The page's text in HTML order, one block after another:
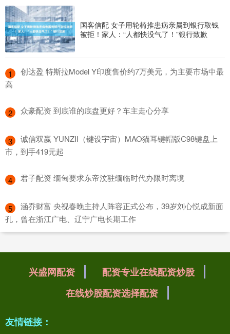
国客信配 女子用轮椅推患病亲属到银行取钱
被拒！家人：“人都快没气了！”银行致歉
1
​创达盈 特斯拉Model Y印度售价约7万美元，为主要市场中最
高
2 ​众豪配资 到底谁的底盘更好？车主走心分享
3
​诚信双赢 YUNZII（键设宇宙）MAO猫耳键帽版C98键盘上
市，到手419元起
4 ​君子配资 缅甸要求东帝汶驻缅临时代办限时离境
5
​涵乔财富 央视春晚主持人阵容正式公布，39岁刘心悦成新面
孔，曾在浙江广电、辽宁广电长期工作
兴盛网配资
配资专业在线配资炒股
在线炒股配资选择配资
友情链接：